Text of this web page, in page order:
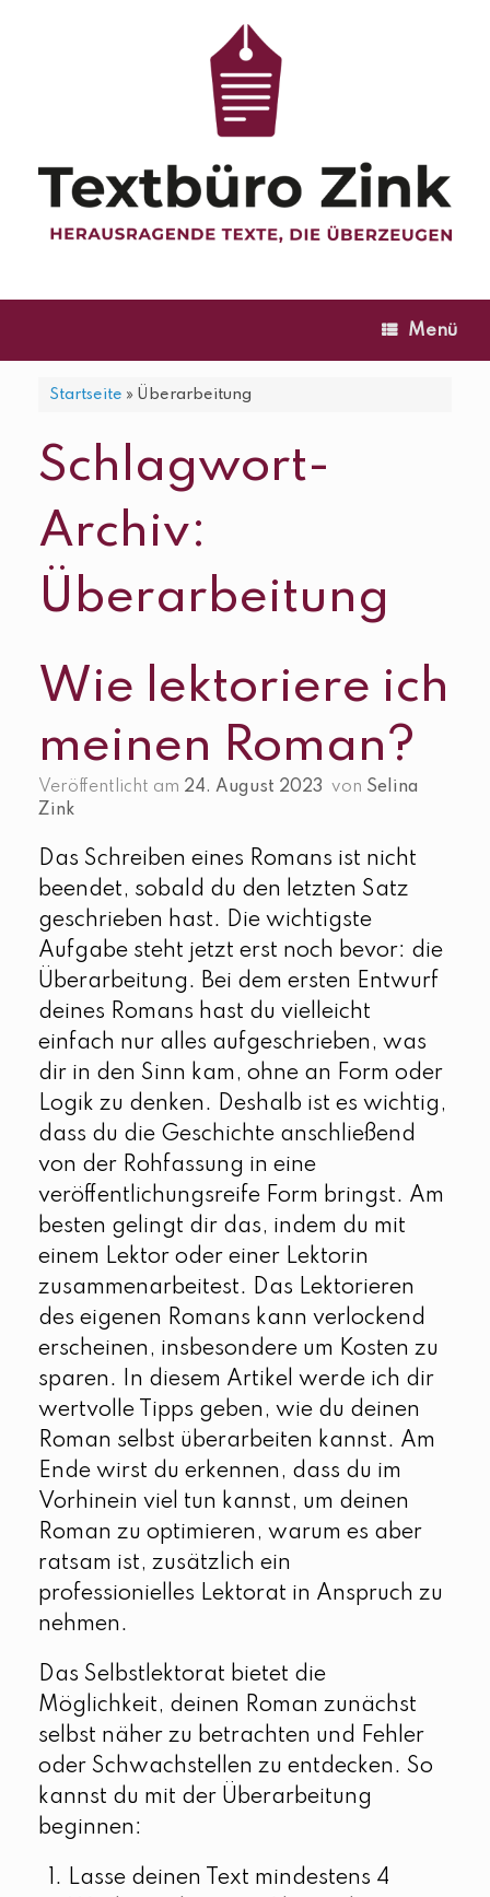
Menü
Startseite » Überarbeitung
Schlagwort-
Archiv:
Überarbeitung
Wie lektoriere ich
meinen Roman?
Veröffentlicht am 24. August 2023 von Selina
Zink
Das Schreiben eines Romans ist nicht
beendet, sobald du den letzten Satz
geschrieben hast. Die wichtigste
Aufgabe steht jetzt erst noch bevor: die
Überarbeitung. Bei dem ersten Entwurf
deines Romans hast du vielleicht
einfach nur alles aufgeschrieben, was
dir in den Sinn kam, ohne an Form oder
Logik zu denken. Deshalb ist es wichtig,
dass du die Geschichte anschließend
von der Rohfassung in eine
veröffentlichungsreife Form bringst. Am
besten gelingt dir das, indem du mit
einem Lektor oder einer Lektorin
zusammenarbeitest. Das Lektorieren
des eigenen Romans kann verlockend
erscheinen, insbesondere um Kosten zu
sparen. In diesem Artikel werde ich dir
wertvolle Tipps geben, wie du deinen
Roman selbst überarbeiten kannst. Am
Ende wirst du erkennen, dass du im
Vorhinein viel tun kannst, um deinen
Roman zu optimieren, warum es aber
ratsam ist, zusätzlich ein
professionielles Lektorat in Anspruch zu
nehmen.
Das Selbstlektorat bietet die
Möglichkeit, deinen Roman zunächst
selbst näher zu betrachten und Fehler
oder Schwachstellen zu entdecken. So
kannst du mit der Überarbeitung
beginnen:
Lasse deinen Text mindestens 4